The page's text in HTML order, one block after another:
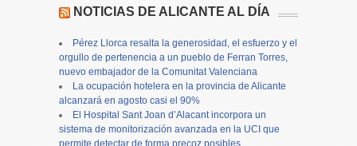
NOTICIAS DE ALICANTE AL DÍA
Pérez Llorca resalta la generosidad, el esfuerzo y el
orgullo de pertenencia a un pueblo de Ferran Torres,
nuevo embajador de la Comunitat Valenciana
La ocupación hotelera en la provincia de Alicante
alcanzará en agosto casi el 90%
El Hospital Sant Joan d’Alacant incorpora un
sistema de monitorización avanzada en la UCI que